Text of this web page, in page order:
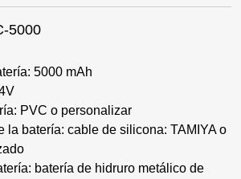
5000
5000 mAh
PVC o personalizar
la batería: cable de silicona: TAMIYA o
batería de hidruro metálico de